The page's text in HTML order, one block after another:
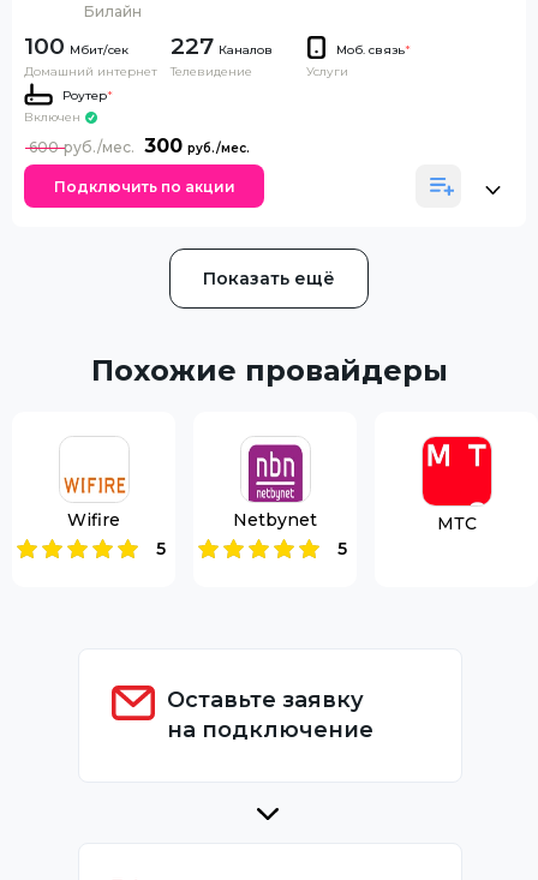
Билайн
100
Домашний интернет
227 Каналов
Телевидение
Моб. связь*
Услуги
Роутер*
Включен
300
600
Подключить по акции
Показать ещё
Похожие провайдеры
Wifire
5
Netbynet
5
МТС
Оставьте заявку
на подключение